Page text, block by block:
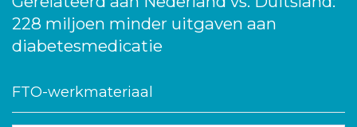
228 miljoen minder uitgaven aan
diabetesmedicatie
FTO-werkmateriaal